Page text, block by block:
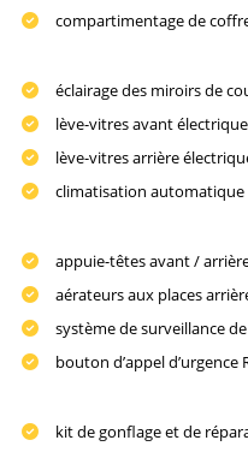
compartimentage de
éclairage des miroirs de
lève-vitres avant
lève-vitres arrière
climatisation automatique
appuie-têtes avant /
aérateurs aux places
système de surveillance
bouton d’appel d’urgence
kit de gonflage et de